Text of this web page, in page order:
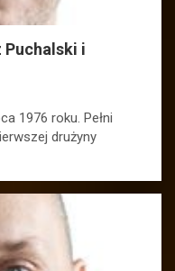
Puchalski i
1976 roku. Pełni
drużyny